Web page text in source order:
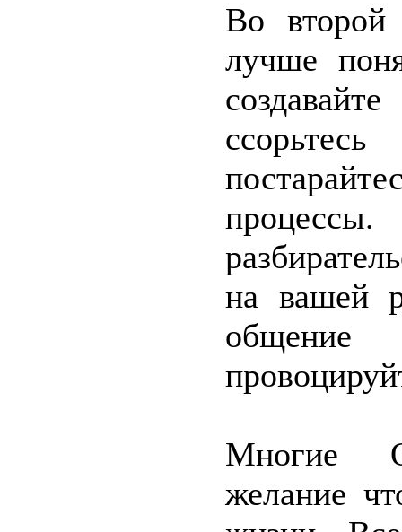
Во второй
лучше
на вашей
общение
Многие
желание